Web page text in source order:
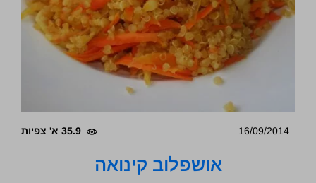
16/09/2014 35.9 א' צפיות
אושפלוב קינואה